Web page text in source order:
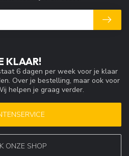
KLAAR!
6 dagen per week voor je klaar
Over je bestelling, maar ook voor
helpen je graag verder.
ONZE SHOP